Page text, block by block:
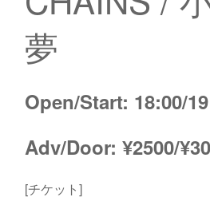
夢
Open/Start: 18:00/
Adv/Door: ¥2500/
[チケット]